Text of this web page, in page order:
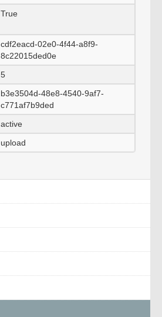
True
cdf2eacd-02e0-4f44-a8f9-
8c22015ded0e
5
b3e3504d-48e8-4540-9af7-
c771af7b9ded
active
upload